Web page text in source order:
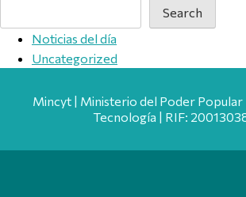
Search
Noticias del día
Uncategorized
Mincyt | Ministerio del Poder Popular
Tecnología | RIF: